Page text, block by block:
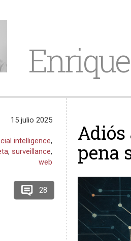
Enrique
Adiós
pena
15 julio 2025
intelligence,
, surveillance,
web
28